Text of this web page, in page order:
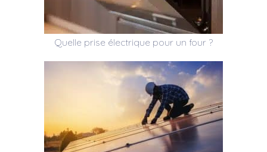
Quelle prise électrique pour un four ?